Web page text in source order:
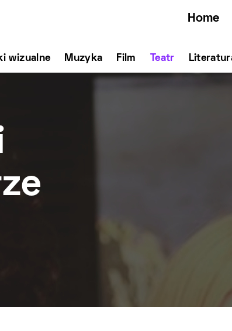
Home
wizualne Muzyka Film Teatr